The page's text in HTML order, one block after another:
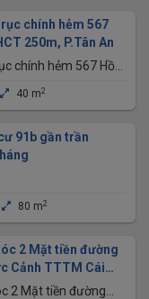
chính hẻm 567
250m, P.Tân An
chính hẻm 567 Hồ
40 m2
91b gần trần
80 m2
2 Mặt tiền đường
Cảnh TTTM Cái
2 Mặt tiền đường